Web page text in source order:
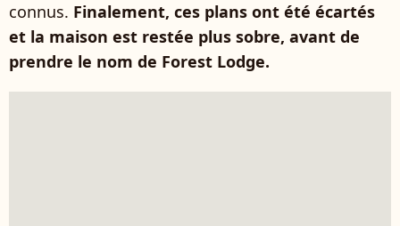
connus. Finalement, ces plans ont été écartés
et la maison est restée plus sobre, avant de
prendre le nom de Forest Lodge.